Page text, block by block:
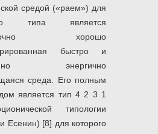
средой («раем») для
типа является
хорошо
быстро и
энергично
среда. Его полным
является тип 4 2 3 1
типологии
Есенин) [8] для которого